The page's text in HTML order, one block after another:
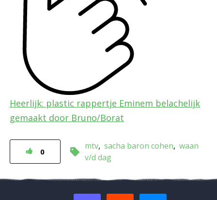
Heerlijk: plastic rappertje Eminem belachelijk
gemaakt door Bruno/Borat
0
mtv sacha baron cohen waan
v/d dag